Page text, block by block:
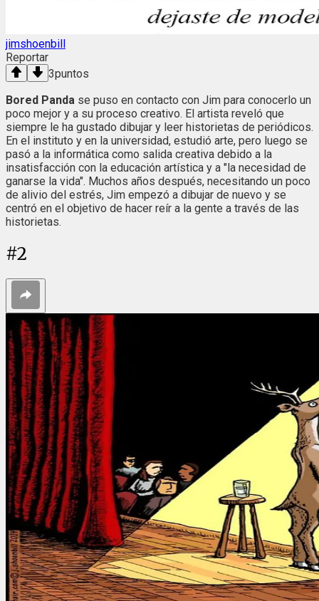
jimshoenbill
Reportar
3puntos
Bored Panda se puso en contacto con Jim para conocerlo un
poco mejor y a su proceso creativo. El artista reveló que
siempre le ha gustado dibujar y leer historietas de periódicos.
En el instituto y en la universidad, estudió arte, pero luego se
pasó a la informática como salida creativa debido a la
insatisfacción con la educación artística y a "la necesidad de
ganarse la vida". Muchos años después, necesitando un poco
de alivio del estrés, Jim empezó a dibujar de nuevo y se
centró en el objetivo de hacer reír a la gente a través de las
historietas.
#2